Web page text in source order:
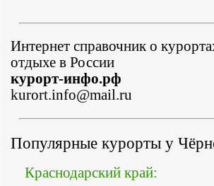
Интернет справочник о
отдыхе в России
курорт-инфо.рф
kurort.info@mail.ru
Популярные курорты у
Краснодарский край: